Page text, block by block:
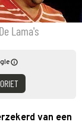
Lama's
van een